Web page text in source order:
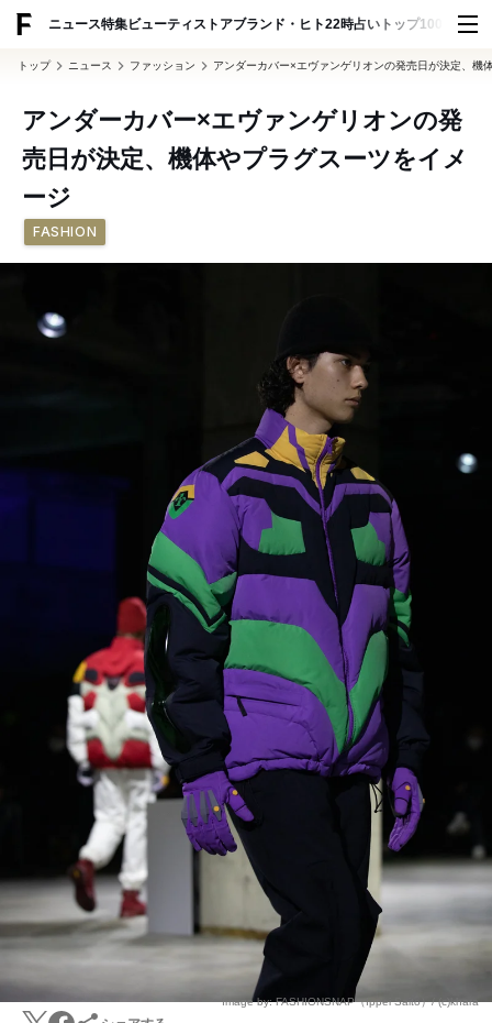
ニュース特集ビューティ ストアブランド・ヒト22時占い トップ100 スナッ
トップ ニュース ファッション アンダーカバー×エヴァンゲリオンの発売日が決定、機
アンダーカバー×エヴァンゲリオンの発
売日が決定、機体やプラグスーツをイメ
ージ
FASHION
Image by: FASHIONSNAP（Ippei Saito）/ (c)khara